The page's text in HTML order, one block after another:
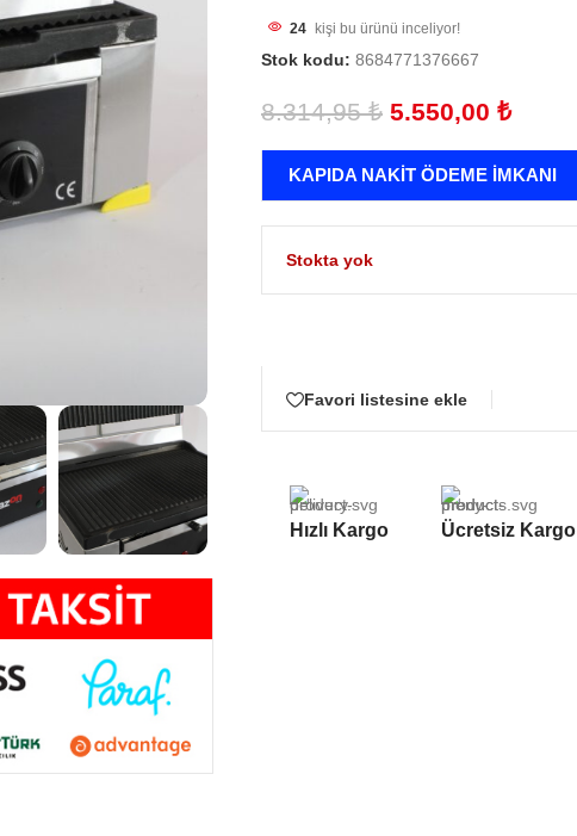
24 kişi bu ürünü inceliyor!
Stok kodu: 8684771376667
8.314,95₺ 5.550,00 ₺
KAPIDA NAKİT ÖDEME İMKANI
Stokta yok
Favori listesine ekle
Hızlı Kargo Ücretsiz Kargo